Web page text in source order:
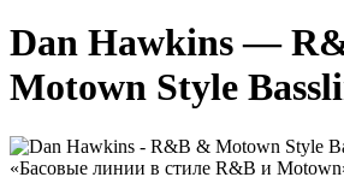
Dan Hawkins —
Motown Style
«Басовые линии в стиле R&B и